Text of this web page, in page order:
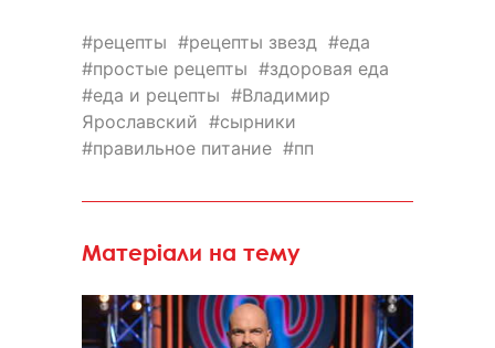
рецепты рецепты звезд
еда
простые рецепты
здоровая еда
еда и рецепты
Владимир
Ярославский
сырники
правильное питание
пп
Матеріали на тему